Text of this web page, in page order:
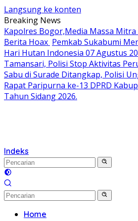
Langsung ke konten
Breaking News
Kapolres Bogor,Media Massa
Berita Hoax Pemkab Sukabumi
Hari Hutan Indonesia 07 Agustus
Tamansari, Polisi Stop Aktivitas
Sabu di Surade Ditangkap, Polisi
Rapat Paripurna ke-13 DPRD
Tahun Sidang 2026.
Indeks
Home